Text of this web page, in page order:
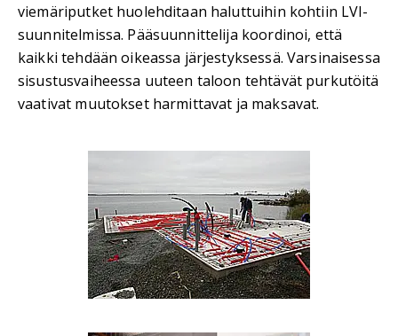
viemäriputket huolehditaan haluttuihin kohtiin LVI-
suunnitelmissa. Pääsuunnittelija koordinoi, että
kaikki tehdään oikeassa järjestyksessä. Varsinaisessa
sisustusvaiheessa uuteen taloon tehtävät purkutöitä
vaativat muutokset harmittavat ja maksavat.